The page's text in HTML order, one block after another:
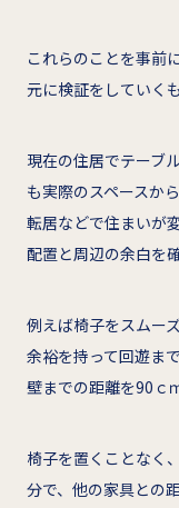
これらのことを事前
元に検証をしていく
現在の住居でテーブ
も実際のスペースか
転居などで住まいが
配置と周辺の余白を
例えば椅子をスムー
余裕を持って回遊ま
壁までの距離を90ｃ
椅子を置くことなく
分で、他の家具との